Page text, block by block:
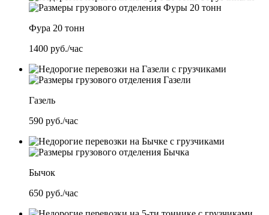
Фура 20 тонн
1400 руб./час
Газель
590 руб./час
Бычок
650 руб./час